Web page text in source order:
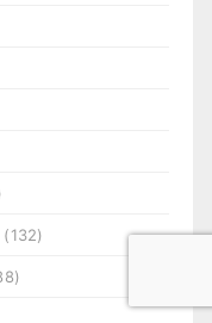
(132)